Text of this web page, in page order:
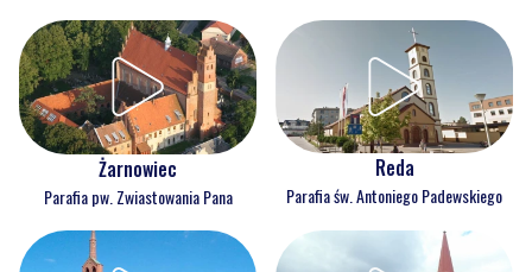
Żarnowiec
Parafia pw. Zwiastowania Pana
Reda
Parafia św. Antoniego Padewskiego